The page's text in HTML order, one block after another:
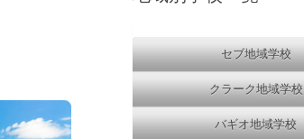
セブ地域学校
クラーク地域学校
バギオ地域学校